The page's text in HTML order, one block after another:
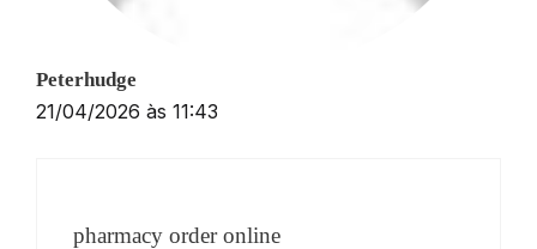
Peterhudge
21/04/2026 às 11:43
pharmacy order online